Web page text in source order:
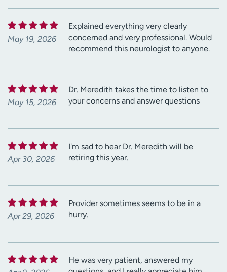
May 19, 2026
Explained everything very clearly
concerned and very professional. Would
recommend this neurologist to anyone.
May 15, 2026
Dr. Meredith takes the time to listen to
your concerns and answer questions
Apr 30, 2026
I'm sad to hear Dr. Meredith will be
retiring this year.
Apr 29, 2026
Provider sometimes seems to be in a
hurry.
He was very patient, answered my